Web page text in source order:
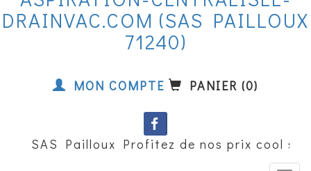
MON COMPTE PANIER (0)
SAS Pailloux Profitez de nos prix cool